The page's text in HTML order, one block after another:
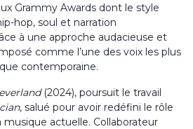
Grammy Awards dont le style
hop, soul et narration
à une approche audacieuse et
comme l’une des voix les plus
contemporaine.
(2024), poursuit le travail
, salué pour avoir redéfini le rôle
actuelle. Collaborateur